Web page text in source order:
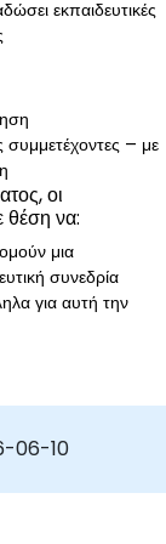
και να
συνεδρίες με
εκπαιδευτικές
– με
οι
θέση να:
μια
συνεδρία
για αυτή την
οπτικά
μια διεγερτική
στα
06-10